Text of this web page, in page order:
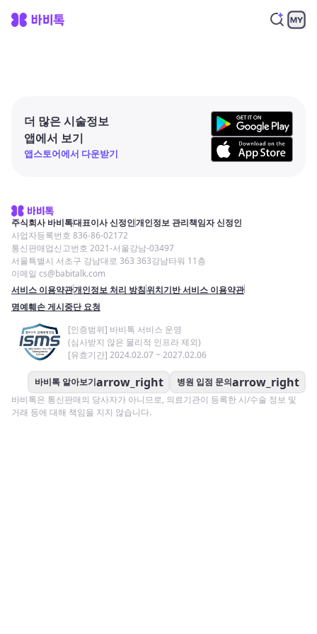
더 많은 시술정보
앱에서 보기
앱스토어에서 다운받기
주식회사 바비톡대표이사 신정인개인정보 관리책임자 신정인
사업자등록번호 836-86-02172
통신판매업신고번호 2021-서울강남-03497
서울특별시 서초구 강남대로 363 363강남타워 11층
이메일 cs@babitalk.com
서비스 이용약관개인정보 처리 방침위치기반 서비스 이용약관
명예훼손 게시중단 요청
[인증범위] 바비톡 서비스 운영
(심사받지 않은 물리적 인프라 제외)
[유효기간] 2024.02.07 ~ 2027.02.06
바비톡 알아보기arrow_right 병원 입점 문의arrow_right
바비톡은 통신판매의 당사자가 아니므로, 의료기관이 등록한 시/수술 정보 및
거래 등에 대해 책임을 지지 않습니다.